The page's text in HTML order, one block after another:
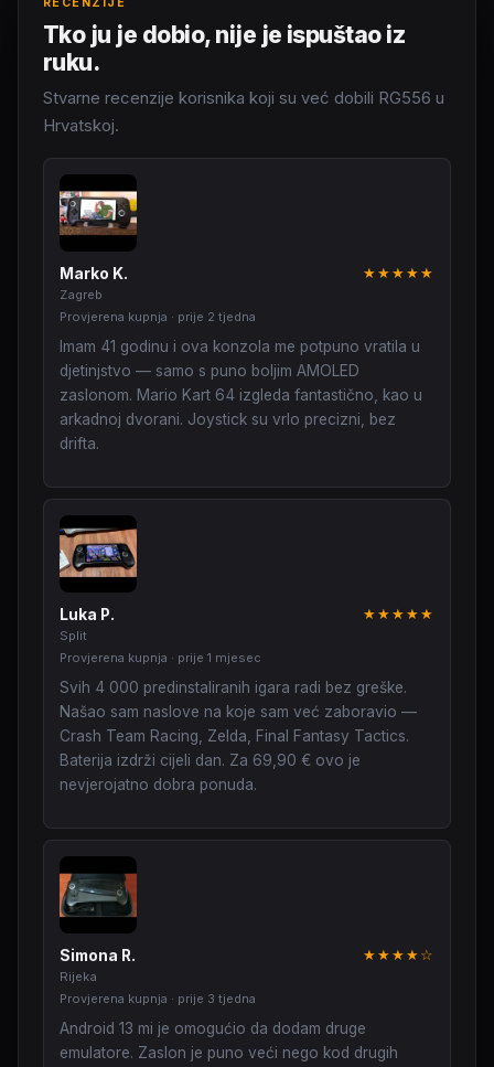
Tko ju je dobio, nije je ispuštao iz
ruku.
Stvarne recenzije korisnika koji su već dobili RG556 u
Hrvatskoj.
Marko K.
Zagreb
★★★★★
Provjerena kupnja · prije 2 tjedna
Imam 41 godinu i ova konzola me potpuno vratila u
djetinjstvo — samo s puno boljim AMOLED
zaslonom. Mario Kart 64 izgleda fantastično, kao u
arkadnoj dvorani. Joystick su vrlo precizni, bez
drifta.
Luka P.
Split
★★★★★
Provjerena kupnja · prije 1 mjesec
Svih 4 000 predinstaliranih igara radi bez greške.
Našao sam naslove na koje sam već zaboravio —
Crash Team Racing, Zelda, Final Fantasy Tactics.
Baterija izdrži cijeli dan. Za 69,90 € ovo je
nevjerojatno dobra ponuda.
Simona R.
Rijeka
★★★★☆
Provjerena kupnja · prije 3 tjedna
Android 13 mi je omogućio da dodam druge
emulatore. Zaslon je puno veći nego kod drugih